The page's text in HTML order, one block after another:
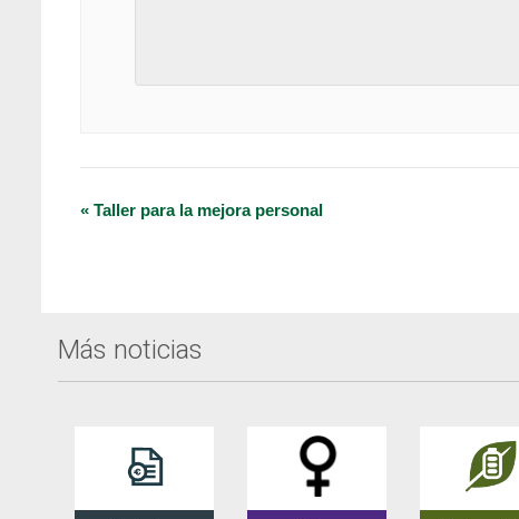
Navegación
« Taller para la mejora personal
Más noticias